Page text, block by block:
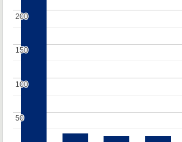
50
50
100
100
150
150
200
200